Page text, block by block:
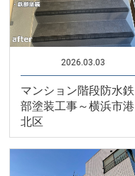
2026.03.03
マンション階段防水鉄
部塗装工事～横浜市港
北区